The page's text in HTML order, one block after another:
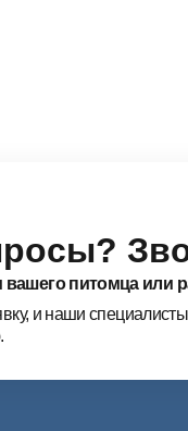
питомца или
и наши